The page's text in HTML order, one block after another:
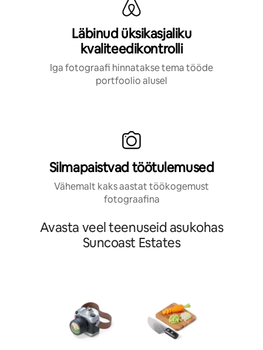
Läbinud üksikasjaliku
kvaliteedikontrolli
Iga fotograafi hinnatakse tema tööde
portfoolio alusel
Silmapaistvad töötulemused
Vähemalt kaks aastat töökogemust
fotograafina
Avasta veel teenuseid asukohas
Suncoast Estates